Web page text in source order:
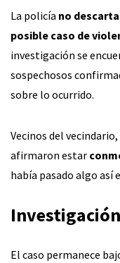
La policía no
posible caso de
investigación se
sospechosos
sobre lo ocurrido.
Vecinos del
afirmaron estar
había pasado algo así
El caso permanece